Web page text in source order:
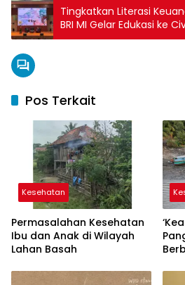
Tingkatkan Literasi
BRI MI Gelar Edukasi ke
IPB
Pos Terkait
Kesehatan
Permasalahan Kesehatan
Ibu dan Anak di Wilayah
Lahan Basah